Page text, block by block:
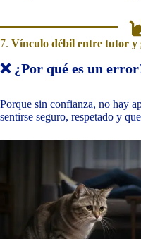
7. Vínculo débil entre tutor y
❌ ¿Por qué es un
Porque sin confianza, no hay
sentirse seguro, respetado y